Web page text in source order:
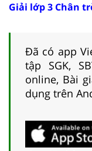
Giải lớp 3 Chân
Đã có app
tập SGK,
online, Bài
dụng trên